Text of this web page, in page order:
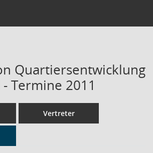
Quartiersentwicklung
Termine 2011
Vertreter